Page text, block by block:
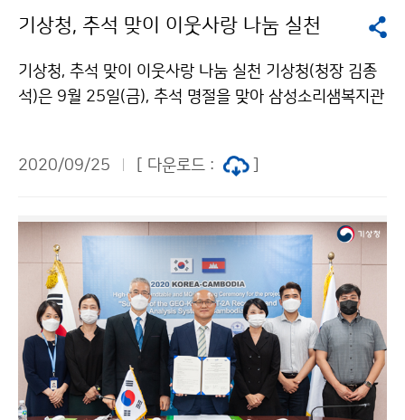
기상청, 추석 맞이 이웃사랑 나눔 실천
기상청, 추석 맞이 이웃사랑 나눔 실천 기상청(청장 김종
석)은 9월 25일(금), 추석 명절을 맞아 삼성소리샘복지관
통시장에서 구입하고, 상인분들의 노고를 격려하였습니
2020/09/25 [ 다운로드 :